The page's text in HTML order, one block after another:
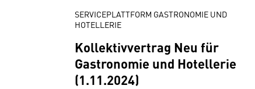
SERVICEPLATTFORM GASTRONOMIE UND
HOTELLERIE
Kollektivvertrag Neu für
Gastronomie und Hotellerie
(1.11.2024)